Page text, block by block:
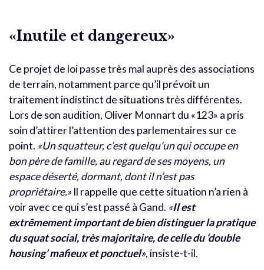
«Inutile et dangereux»
Ce projet de loi passe très mal auprès des associations
de terrain, notamment parce qu’il prévoit un
traitement indistinct de situations très différentes.
Lors de son audition, Oliver Monnart du «123» a pris
soin d’attirer l’attention des parlementaires sur ce
point. «Un squatteur, c’est quelqu’un qui occupe en
bon père de famille, au regard de ses moyens, un
espace déserté, dormant, dont il n’est pas
propriétaire.» Il rappelle que cette situation n’a rien à
voir avec ce qui s’est passé à Gand. «Il est
extrêmement important de bien distinguer la pratique
du squat social, très majoritaire, de celle du ‘double
housing’ mafieux et ponctuel», insiste-t-il.